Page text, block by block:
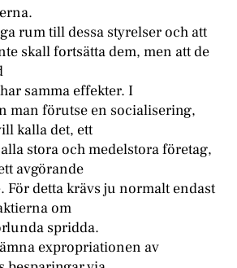
rum till dessa styrelser och att
skall fortsätta dem, men att de
samma effekter. I
man förutse en socialisering,
kalla det, ett
stora och medelstora företag,
avgörande
För detta krävs ju normalt endast
om
spridda.
expropriationen av